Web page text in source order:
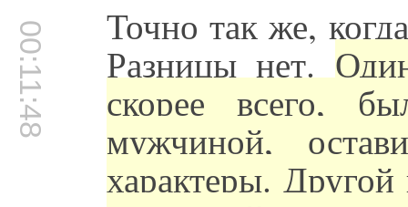
00:11:48 Точно так же,
Разницы нет.
скорее всего,
мужчиной,
характеры.